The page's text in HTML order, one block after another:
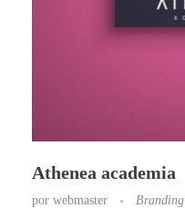
Athenea academia
por webmaster Branding